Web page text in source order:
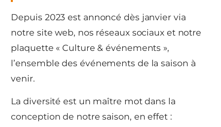
Depuis 2023 est annoncé dès janvier via
notre site web, nos réseaux sociaux et notre
plaquette « Culture & événements »,
l’ensemble des événements de la saison à
venir.
La diversité est un maître mot dans la
conception de notre saison, en effet :